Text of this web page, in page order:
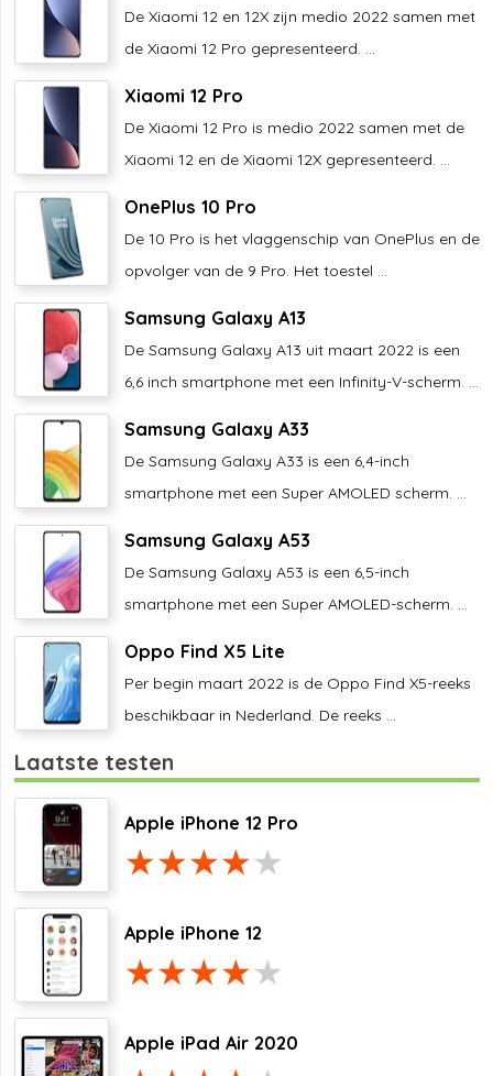
De Xiaomi 12 en 12X zijn medio 2022 samen met
de Xiaomi 12 Pro gepresenteerd. ...
Xiaomi 12 Pro
De Xiaomi 12 Pro is medio 2022 samen met de
Xiaomi 12 en de Xiaomi 12X gepresenteerd. ...
OnePlus 10 Pro
De 10 Pro is het vlaggenschip van OnePlus en de
opvolger van de 9 Pro. Het toestel ...
Samsung Galaxy A13
De Samsung Galaxy A13 uit maart 2022 is een
6,6 inch smartphone met een Infinity-V-scherm. ...
Samsung Galaxy A33
De Samsung Galaxy A33 is een 6,4-inch
smartphone met een Super AMOLED scherm. ...
Samsung Galaxy A53
De Samsung Galaxy A53 is een 6,5-inch
smartphone met een Super AMOLED-scherm. ...
Oppo Find X5 Lite
Per begin maart 2022 is de Oppo Find X5-reeks
beschikbaar in Nederland. De reeks ...
Laatste testen
Apple iPhone 12 Pro
Apple iPhone 12
Apple iPad Air 2020